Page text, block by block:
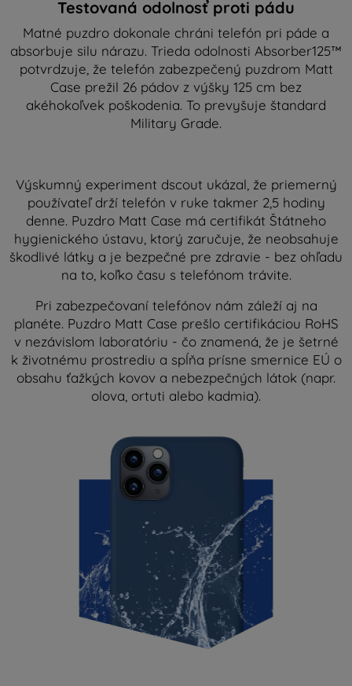
Testovaná odolnosť proti pádu
Matné puzdro dokonale chráni telefón pri páde a
absorbuje silu nárazu. Trieda odolnosti Absorber125™
potvrdzuje, že telefón zabezpečený puzdrom Matt
Case prežil 26 pádov z výšky 125 cm bez
akéhokoľvek poškodenia. To prevyšuje štandard
Military Grade.
Výskumný experiment dscout ukázal, že priemerný
používateľ drží telefón v ruke takmer 2,5 hodiny
denne. Puzdro Matt Case má certifikát Štátneho
hygienického ústavu, ktorý zaručuje, že neobsahuje
škodlivé látky a je bezpečné pre zdravie - bez ohľadu
na to, koľko času s telefónom trávite.
Pri zabezpečovaní telefónov nám záleží aj na
planéte. Puzdro Matt Case prešlo certifikáciou RoHS
v nezávislom laboratóriu - čo znamená, že je šetrné
k životnému prostrediu a spĺňa prísne smernice EÚ o
obsahu ťažkých kovov a nebezpečných látok (napr.
olova, ortuti alebo kadmia).